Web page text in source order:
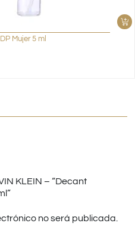
Mujer 5 ml
KLEIN – “Decant
no será publicada.